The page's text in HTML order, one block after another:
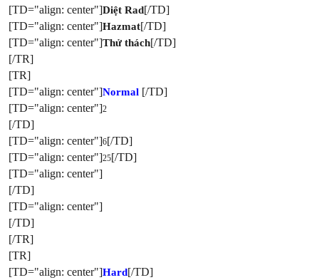
[TD="align: center"]Diệt Rad[/TD]
[TD="align: center"]Hazmat[/TD]
[TD="align: center"]Thử thách[/TD]
[/TR]
[TR]
[TD="align: center"]Normal [/TD]
[TD="align: center"]2
[/TD]
[TD="align: center"]6[/TD]
[TD="align: center"]25[/TD]
[TD="align: center"]
[/TD]
[TD="align: center"]
[/TD]
[/TR]
[TR]
[TD="align: center"]Hard[/TD]